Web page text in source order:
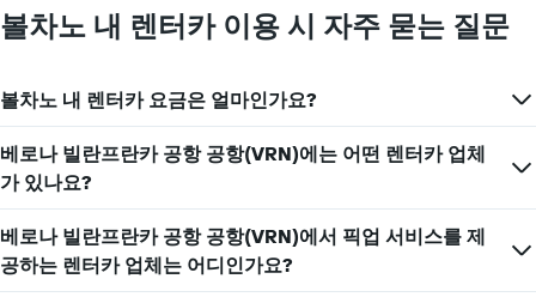
볼차노 내 렌터카 이용 시 자주 묻는 질문
볼차노 내 렌터카 요금은 얼마인가요?
베로나 빌란프란카 공항 공항(VRN)에는 어떤 렌터카 업체
가 있나요?
베로나 빌란프란카 공항 공항(VRN)에서 픽업 서비스를 제
공하는 렌터카 업체는 어디인가요?